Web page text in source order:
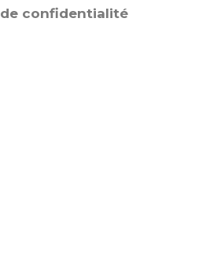
confidentialité